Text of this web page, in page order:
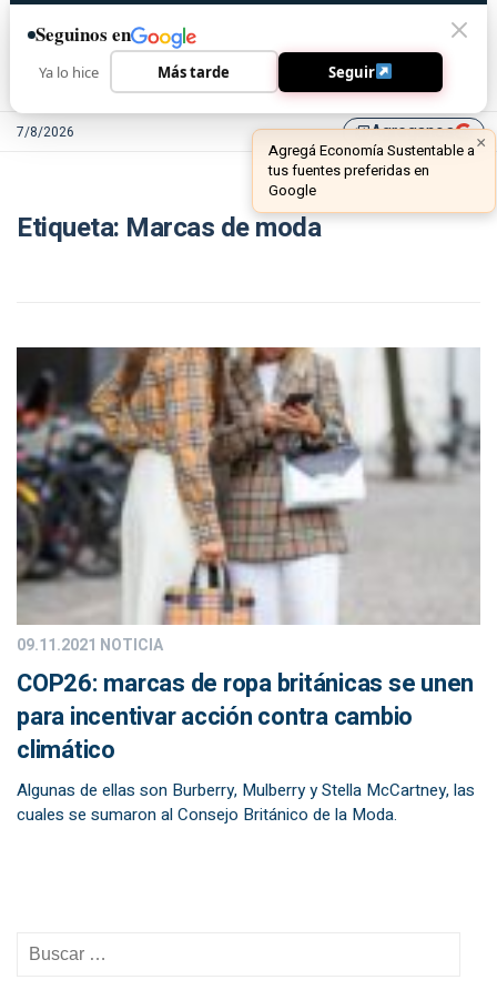
7/8/2026 library_addAgreganos ×
Agregá Economía Sustentable a
tus fuentes preferidas en
Google
Etiqueta: Marcas de moda
09.11.2021 NOTICIA
COP26: marcas de ropa británicas se unen
para incentivar acción contra cambio
climático
Algunas de ellas son Burberry, Mulberry y Stella McCartney, las
cuales se sumaron al Consejo Británico de la Moda.
Seguinos en
Ya lo hice Más tarde Seguir